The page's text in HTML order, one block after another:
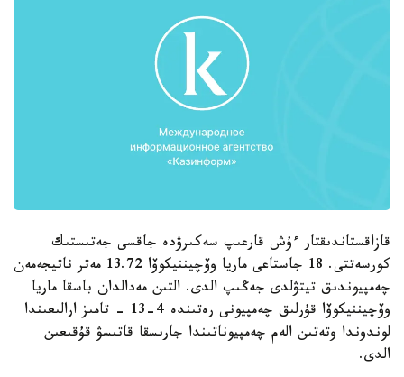
قازاقستاندىقتار ءۇش قارعىپ سەكىرۋدە جاقسى جەتىستىك
كورسەتتى. 18 جاستاعى ماريا وۆچيننيكوۆا 13.72 مەتر ناتيجەمەن
چەمپيوندىق تيتۋلدى جەڭىپ الدى. التىن مەدالدان باسقا ماريا
وۆچيننيكوۆا قۇرلىق چەمپيونى رەتىندە 4-13 - تامىز ارالىعىندا
لوندوندا وتەتىن الەم چەمپيوناتىندا جارىسقا قاتىسۋ قۇقىعىن
الدى.